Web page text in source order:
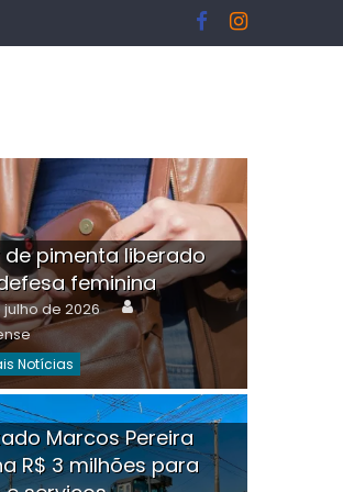
Tristão é
de pimenta liberado
feminina
julho de 2026 Author
Notícias
Marcos Pereira
R$ 3 milhões para